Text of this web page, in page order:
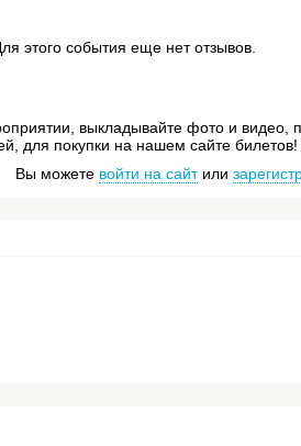
этого события еще нет отзывов.
выкладывайте фото и
для покупки на нашем сайте
Вы можете войти на сайтили